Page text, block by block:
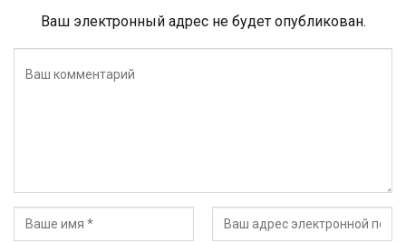
Ваш электронный адрес не будет опубликован.